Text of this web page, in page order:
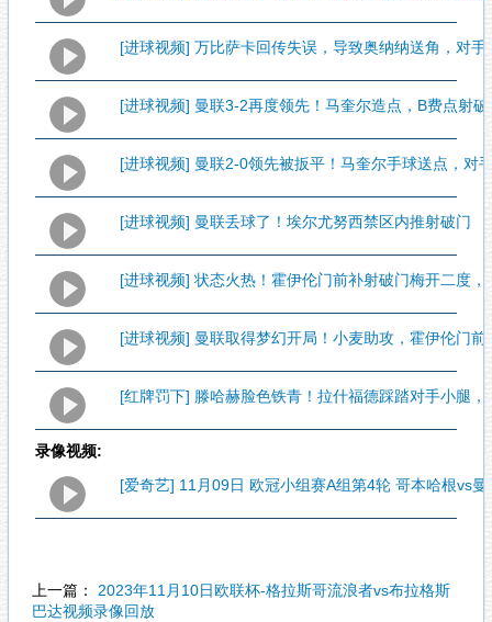
[进球视频] 万比萨卡回传失误，导致奥纳纳送角，对
[进球视频] 曼联3-2再度领先！马奎尔造点，B费点射破
[进球视频] 曼联2-0领先被扳平！马奎尔手球送点，对
[进球视频] 曼联丢球了！埃尔尤努西禁区内推射破门
[进球视频] 状态火热！霍伊伦门前补射破门梅开二度，
[进球视频] 曼联取得梦幻开局！小麦助攻，霍伊伦门前
[红牌罚下] 滕哈赫脸色铁青！拉什福德踩踏对手小腿，
录像视频:
[爱奇艺] 11月09日 欧冠小组赛A组第4轮 哥本哈根vs曼
上一篇： 2023年11月10日欧联杯-格拉斯哥流浪者vs布拉格斯
巴达视频录像回放